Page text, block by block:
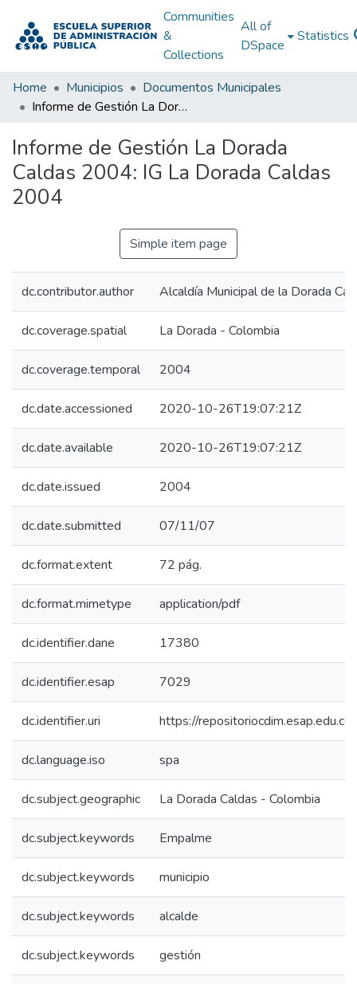
Communities
&
Collections
All of
DSpace
Statistics
Home Municipios
Documentos Municipales
Informe de Gestión La Dorada Caldas 2004: IG La Dorada Caldas 2004
Informe de Gestión La Dorada
Caldas 2004: IG La Dorada Caldas
2004
Simple item page
dc.contributor.author Alcaldía Municipal de la Dorada
dc.coverage.spatial La Dorada - Colombia
dc.coverage.temporal 2004
dc.date.accessioned 2020-10-26T19:07:21Z
dc.date.available 2020-10-26T19:07:21Z
dc.date.issued 2004
dc.date.submitted 07/11/07
dc.format.extent 72 pág.
dc.format.mimetype application/pdf
dc.identifier.dane 17380
dc.identifier.esap 7029
dc.identifier.uri https://
dc.language.iso spa
dc.subject.geographic La Dorada Caldas - Colombia
dc.subject.keywords Empalme
dc.subject.keywords municipio
dc.subject.keywords alcalde
dc.subject.keywords gestión